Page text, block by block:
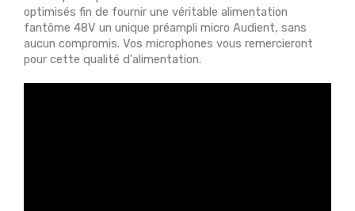
optimisés fin de fournir une véritable alimentation
fantôme 48V un unique préampli micro Audient, sans
aucun compromis. Vos microphones vous remercieront
pour cette qualité d'alimentation.